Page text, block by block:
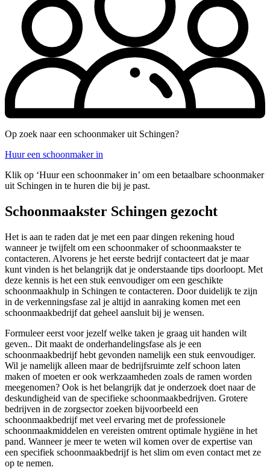
Op zoek naar een schoonmaker uit Schingen?
Huur een schoonmaker in
Klik op ‘Huur een schoonmaker in’ om een betaalbare schoonmaker
uit Schingen in te huren die bij je past.
Schoonmaakster Schingen gezocht
Het is aan te raden dat je met een paar dingen rekening houd
wanneer je twijfelt om een schoonmaker of schoonmaakster te
contacteren. Alvorens je het eerste bedrijf contacteert dat je maar
kunt vinden is het belangrijk dat je onderstaande tips doorloopt. Met
deze kennis is het een stuk eenvoudiger om een geschikte
schoonmaakhulp in Schingen te contacteren. Door duidelijk te zijn
in de verkenningsfase zal je altijd in aanraking komen met een
schoonmaakbedrijf dat geheel aansluit bij je wensen.
Formuleer eerst voor jezelf welke taken je graag uit handen wilt
geven.. Dit maakt de onderhandelingsfase als je een
schoonmaakbedrijf hebt gevonden namelijk een stuk eenvoudiger.
Wil je namelijk alleen maar de bedrijfsruimte zelf schoon laten
maken of moeten er ook werkzaamheden zoals de ramen worden
meegenomen? Ook is het belangrijk dat je onderzoek doet naar de
deskundigheid van de specifieke schoonmaakbedrijven. Grotere
bedrijven in de zorgsector zoeken bijvoorbeeld een
schoonmaakbedrijf met veel ervaring met de professionele
schoonmaakmiddelen en vereisten omtrent optimale hygiëne in het
pand. Wanneer je meer te weten wil komen over de expertise van
een specifiek schoonmaakbedrijf is het slim om even contact met ze
op te nemen.